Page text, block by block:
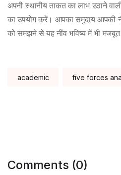
अपनी स्थानीय ताकत का लाभ उठाने
का उपयोग करें। आपका समुदाय
को समझने से यह नींव भविष्य में भी मजबूत
academic five forces
Comments (0)